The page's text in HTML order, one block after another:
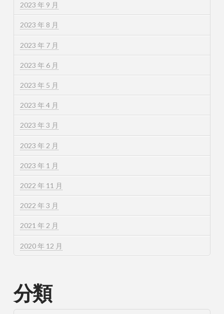
2023 年 9 月
2023 年 8 月
2023 年 7 月
2023 年 6 月
2023 年 5 月
2023 年 4 月
2023 年 3 月
2023 年 2 月
2023 年 1 月
2022 年 11 月
2022 年 3 月
2021 年 2 月
2020 年 12 月
分類